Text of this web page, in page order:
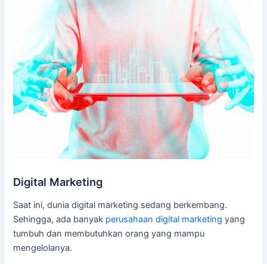
Digital Marketing
Saat ini, dunia digital marketing sedang berkembang.
Sehingga, ada banyak perusahaan digital marketing yang
tumbuh dan membutuhkan orang yang mampu
mengelolanya.